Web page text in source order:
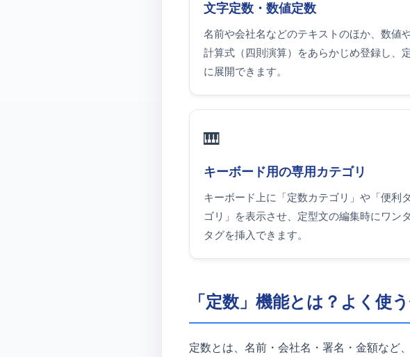
文字定数・数値定数
名前や会社名などのテキストのほか、数値
計算式（四則演算）をあらかじめ登録し、
に展開できます。
🎹
キーボード用の専用カテゴリ
キーボード上に「定数カテゴリ」や「便利
ゴリ」を表示させ、定型文の編集時にワン
タグを挿入できます。
「定数」機能とは？よく使
定数とは、名前・会社名・署名・金額など